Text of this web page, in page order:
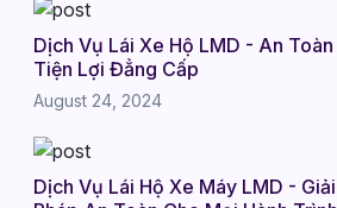
Dịch Vụ Lái Xe Hộ LMD - An Toàn
Tiện Lợi Đẳng Cấp
August 24, 2024
Dịch Vụ Lái Hộ Xe Máy LMD - Giải